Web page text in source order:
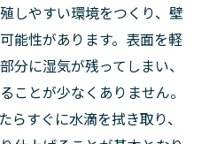
しやすい環境をつくり、壁
能性があります。表面を軽
分に湿気が残ってしまい、
ことが少なくありません。
らすぐに水滴を拭き取り、